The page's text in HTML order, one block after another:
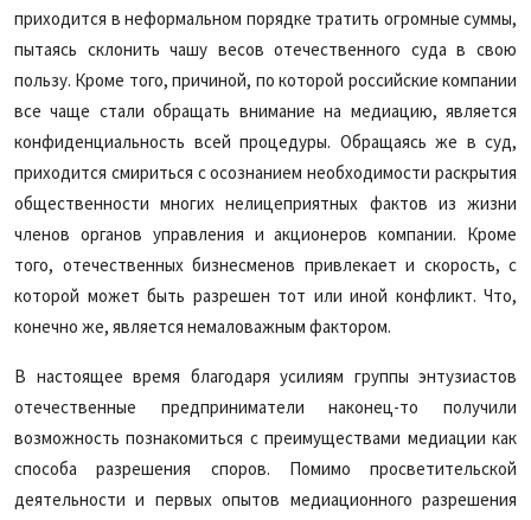
приходится в неформальном порядке тратить огромные суммы,
пытаясь склонить чашу весов отечественного суда в свою
пользу. Кроме того, причиной, по которой российские компании
все чаще стали обращать внимание на медиацию, является
конфиденциальность всей процедуры. Обращаясь же в суд,
приходится смириться с осознанием необходимости раскрытия
общественности многих нелицеприятных фактов из жизни
членов органов управления и акционеров компании. Кроме
того, отечественных бизнесменов привлекает и скорость, с
которой может быть разрешен тот или иной конфликт. Что,
конечно же, является немаловажным фактором.
В настоящее время благодаря усилиям группы энтузиастов
отечественные предприниматели наконец-то получили
возможность познакомиться с преимуществами медиации как
способа разрешения споров. Помимо просветительской
деятельности и первых опытов медиационного разрешения